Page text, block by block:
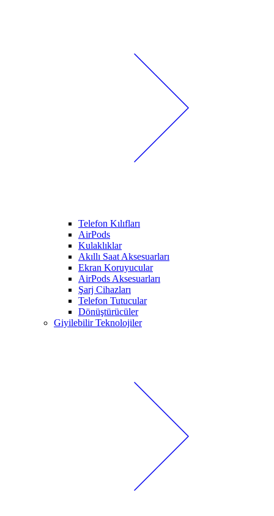
Telefon Kılıfları
AirPods
Kulaklıklar
Akıllı Saat Aksesuarları
Ekran Koruyucular
AirPods Aksesuarları
Şarj Cihazları
Telefon Tutucular
Dönüştürücüler
Giyilebilir Teknolojiler